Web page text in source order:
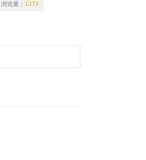
浏览量： 1374